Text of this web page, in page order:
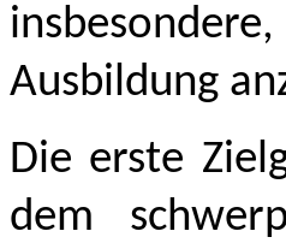
Ausbildung
Die erste
dem